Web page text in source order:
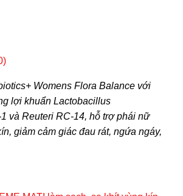
Womens Flora Balance với
lợi khuẩn Lactobacillus
và Reuteri RC-14, hỗ trợ phái nữ
giảm cảm giác đau rát, ngứa ngáy,